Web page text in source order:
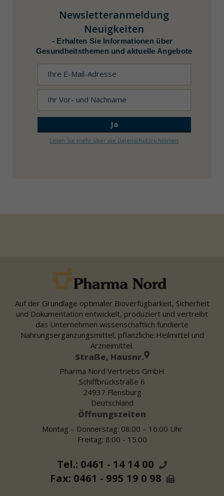
Newsletteranmeldung
Neuigkeiten
- Erhalten Sie Informationen über
Gesundheitsthemen und aktuelle Angebote
Lesen Sie mehr über die Datenschutzrichtlinien
Auf der Grundlage optimaler Bioverfügbarkeit, Sicherheit
und Dokumentation entwickelt, produziert und vertreibt
das Unternehmen wissenschaftlich fundierte
Nahrungsergänzungsmittel, pflanzliche Heilmittel und
Arzneimittel.
Straße, Hausnr.
Pharma Nord Vertriebs GmbH
Schiffbrückstraße 6
24937 Flensburg
Deutschland
Öffnungszeiten
Montag – Donnerstag: 08:00 – 16:00 Uhr
Freitag: 8:00 - 15:00
Tel.: 0461 - 14 14 00
Fax: 0461 - 995 19 0 98